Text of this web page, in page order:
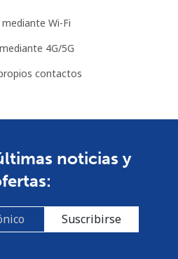
Wi-Fi
4G/5G
contactos
noticias y
Suscribirse